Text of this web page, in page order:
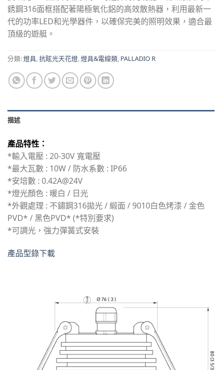
銹鋼316面框搭配著陽極氧化鋁的高效散熱器，利用最新一
代的功率LED和光學器件，以確保完美的照明效果，適合最
頂級的遊艇。
分類:燈具,抗眩光天花燈,燈具&電線類, PALLADIO R
描述
產品特性：
*輸入電壓 : 20-30V 寬電壓
*最大瓦數 : 10W / 防水系數 : IP66
*安培數 : 0.42A@24V
*燈光顏色 : 暖白 / 日光
*外觀處理 : 不鏽鋼316拋光 / 緞面 / 9010白色烤漆 / 金色
PVD* / 黑色PVD* (*特別要求)
*可調光，強力彈簧式安裝
產品型錄下載